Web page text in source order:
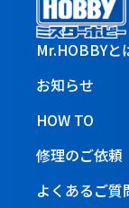
Mr.HOBBYと
お知らせ
HOW TO
修理のご依頼
よくあるご質